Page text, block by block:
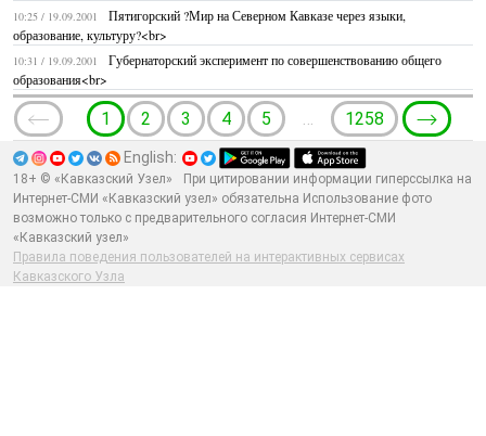
10:25 / 19.09.2001
Пятигорский ?Мир на Северном Кавказе через языки,
образование, культуру?<br>
10:31 / 19.09.2001
Губернаторский эксперимент по совершенствованию общего
образования<br>
1 2 3 4 5 … 1258
English:
18+ © «Кавказский Узел»
При цитировании информации гиперссылка на
Интернет-СМИ «Кавказский узел» обязательна Использование фото
возможно только с предварительного согласия Интернет-СМИ
«Кавказский узел»
Правила поведения пользователей на интерактивных сервисах
Кавказского Узла